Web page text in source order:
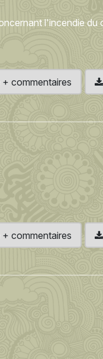
l'incendie
+ commentaires
+ commentaires